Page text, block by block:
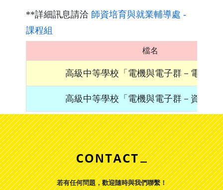
**詳細訊息請洽 師資培育與就業輔導處 -
課程組
檔名
高級中等學校「電機與電子群－電機專
高級中等學校「電機與電子群－資電專
若有任何問題，歡迎隨時與我們聯繫！